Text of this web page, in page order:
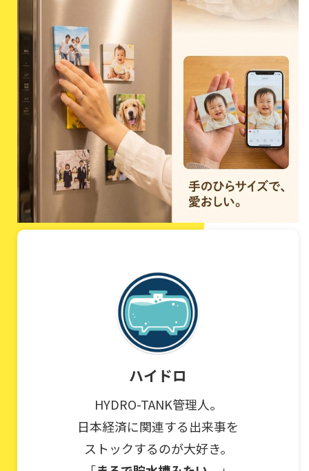
ハイドロ
HYDRO-TANK管理人。
日本経済に関連する出来事を
ストックするのが大好き。